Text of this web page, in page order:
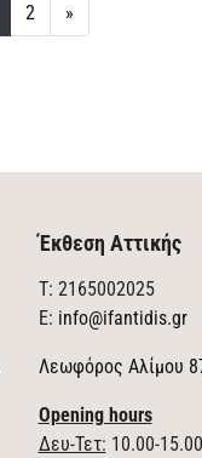
2 »
Έκθεση Αττικής
T: 2165002025
E: info@ifantidis.gr
Λεωφόρος Αλίμου
Opening hours
Δευ-Τετ: 10.00-15.00